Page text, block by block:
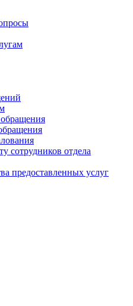
сотрудников отдела
предоставленных услуг